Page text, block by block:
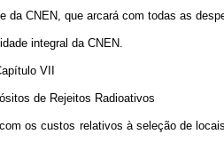
CNEN, que arcará com todas as
integral da CNEN.
VII
de Rejeitos Radioativos
os custos relativos à seleção de